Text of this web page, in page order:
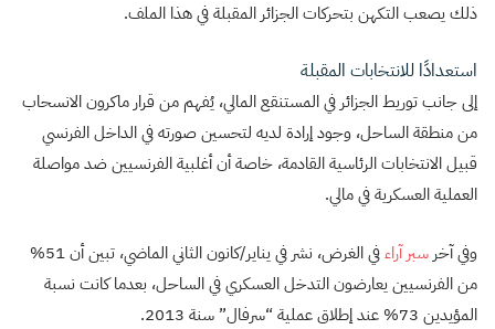
ذلك يصعب التكهن بتحركات الجزائر المقبلة في هذا الملف.
استعدادًا للانتخابات المقبلة
إلى جانب توريط الجزائر في المستنقع المالي، يُفهم من قرار ماكرون الانسحاب
من منطقة الساحل، وجود إرادة لديه لتحسين صورته في الداخل الفرنسي
قبيل الانتخابات الرئاسية القادمة، خاصة أن أغلبية الفرنسيين ضد مواصلة
العملية العسكرية في مالي.
وفي آخر سبر آراء
في الغرض، نشر في يناير/كانون الثاني الماضي، تبين أن 51%
من الفرنسيين يعارضون التدخل العسكري في الساحل، بعدما كانت نسبة
المؤيدين 73% عند إطلاق عملية “سرفال” سنة 2013.